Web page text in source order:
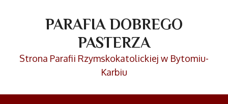
PARAFIA DOBREGO
PASTERZA
Strona Parafii Rzymskokatolickiej w Bytomiu-
Karbiu